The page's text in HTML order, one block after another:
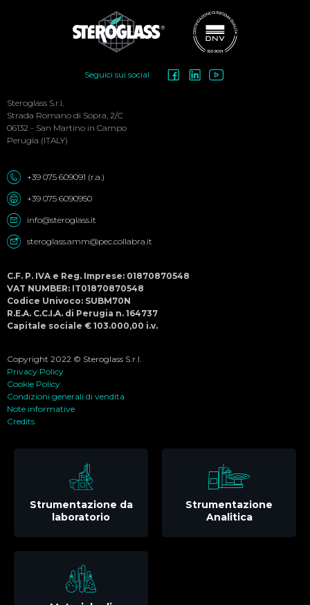
Menu
Seguici sui social
Steroglass S.r.l.
Strada Romano di Sopra, 2/C
06132 - San Martino in Campo
Perugia (ITALY)
+39 075 609091 (r.a.)
+39 075 6090950
info@steroglass.it
steroglass.amm@pec.collabra.it
C.F. P. IVA e Reg. Imprese: 01870870548
VAT NUMBER: IT01870870548
Codice Univoco: SUBM70N
R.E.A. C.C.I.A. di Perugia n. 164737
Capitale sociale € 103.000,00 i.v.
Copyright 2022 © Steroglass S.r.l.
Privacy Policy
Cookie Policy
Condizioni generali di vendita
Note informative
Credits
Strumentazione da
laboratorio
Strumentazione
Analitica